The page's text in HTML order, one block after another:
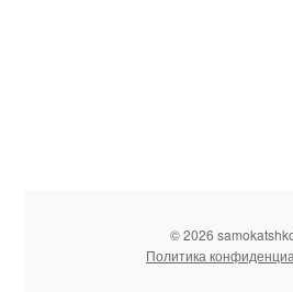
© 2026
Политика